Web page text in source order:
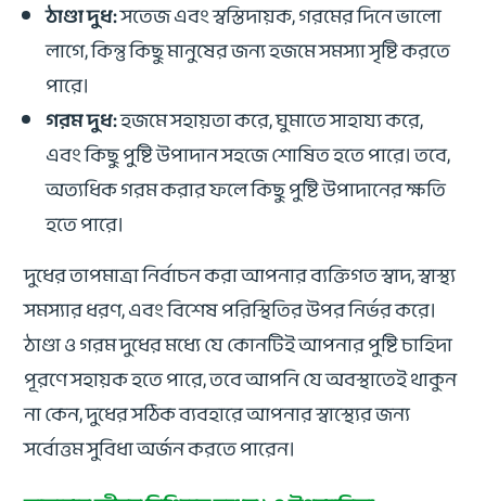
ঠাণ্ডা দুধ:সতেজ এবং স্বস্তিদায়ক, গরমের দিনে ভালো
লাগে, কিন্তু কিছু মানুষের জন্য হজমে সমস্যা সৃষ্টি করতে
পারে।
গরম দুধ:হজমে সহায়তা করে, ঘুমাতে সাহায্য করে,
এবং কিছু পুষ্টি উপাদান সহজে শোষিত হতে পারে। তবে,
অত্যধিক গরম করার ফলে কিছু পুষ্টি উপাদানের ক্ষতি
হতে পারে।
দুধের তাপমাত্রা নির্বাচন করা আপনার ব্যক্তিগত স্বাদ, স্বাস্থ্য
সমস্যার ধরণ, এবং বিশেষ পরিস্থিতির উপর নির্ভর করে।
ঠাণ্ডা ও গরম দুধের মধ্যে যে কোনটিই আপনার পুষ্টি চাহিদা
পূরণে সহায়ক হতে পারে, তবে আপনি যে অবস্থাতেই থাকুন
না কেন, দুধের সঠিক ব্যবহারে আপনার স্বাস্থ্যের জন্য
সর্বোত্তম সুবিধা অর্জন করতে পারেন।